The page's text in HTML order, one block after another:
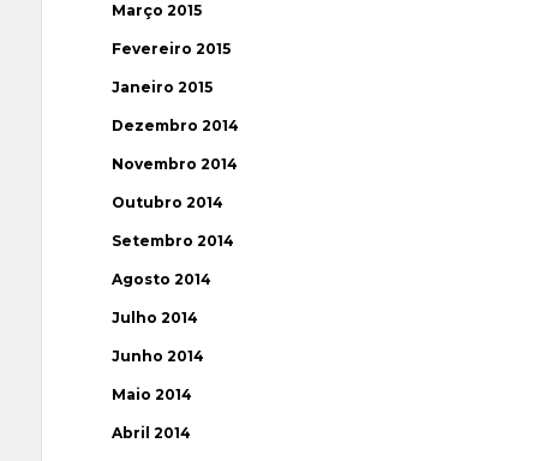
Março 2015
Fevereiro 2015
Janeiro 2015
Dezembro 2014
Novembro 2014
Outubro 2014
Setembro 2014
Agosto 2014
Julho 2014
Junho 2014
Maio 2014
Abril 2014